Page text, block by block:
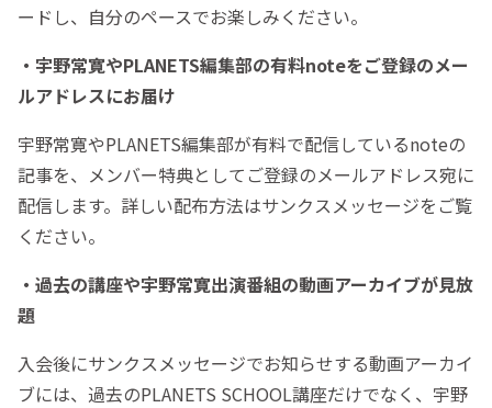
ードし、自分のペースでお楽しみください。
・宇野常寛やPLANETS編集部の有料noteをご登録のメー
ルアドレスにお届け
宇野常寛やPLANETS編集部が有料で配信しているnoteの
記事を、メンバー特典としてご登録のメールアドレス宛に
配信します。詳しい配布方法はサンクスメッセージをご覧
ください。
・過去の講座や宇野常寛出演番組の動画アーカイブが見放
題
入会後にサンクスメッセージでお知らせする動画アーカイ
ブには、過去のPLANETS SCHOOL講座だけでなく、宇野